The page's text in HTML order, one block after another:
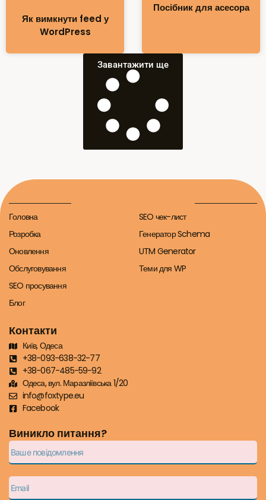
Як вимкнути feed у
WordPress
Посібник для асесора
Завантажити ще
Головна
Розробка
Оновлення
Обслуговування
SEO просування
Блог
SEO чек-лист
Генератор Schema
UTM Generator
Теми для WP
Контакти
Київ, Одеса
+38-093-638-32-77
+38-067-485-59-92
Одеса, вул. Маразліївська 1/20
info@foxtype.eu
Facebook
Виникло питання?